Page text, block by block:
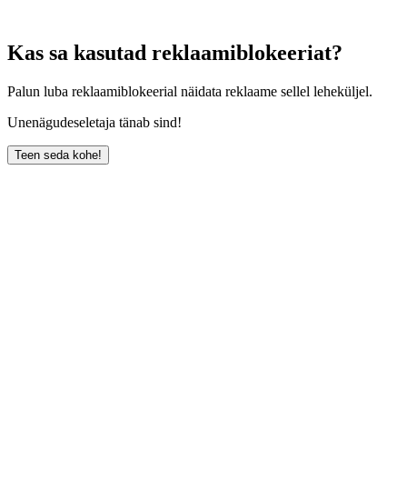
Kas sa kasutad reklaamiblokeeriat?
Palun luba reklaamiblokeerial näidata reklaame sellel leheküljel.
Unenägudeseletaja tänab sind!
Teen seda kohe!